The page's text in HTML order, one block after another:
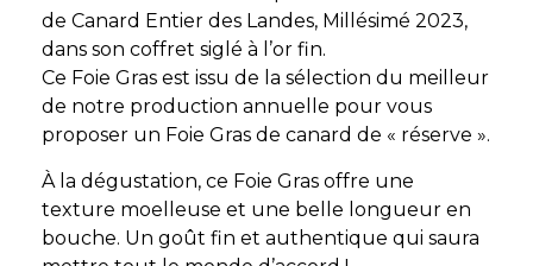
de Canard Entier des Landes, Millésimé 2023,
dans son coffret siglé à l’or fin.
Ce Foie Gras est issu de la sélection du meilleur
de notre production annuelle pour vous
proposer un Foie Gras de canard de « réserve ».
À la dégustation, ce Foie Gras offre une
texture moelleuse et une belle longueur en
bouche. Un goût fin et authentique qui saura